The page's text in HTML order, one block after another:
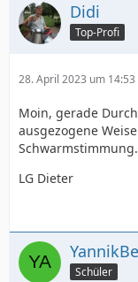
Didi
Top-Profi
28. April 2023 um 14:53
Moin, gerade
ausgezogene
Schwarmstimmung.
LG Dieter
Schüler